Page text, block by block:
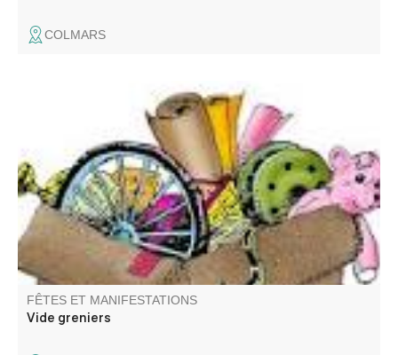
COLMARS
Venez chiner dans les rues et places du village. Jouets,
objets de décoration, livres, vêtements.
FÊTES ET MANIFESTATIONS
Vide greniers